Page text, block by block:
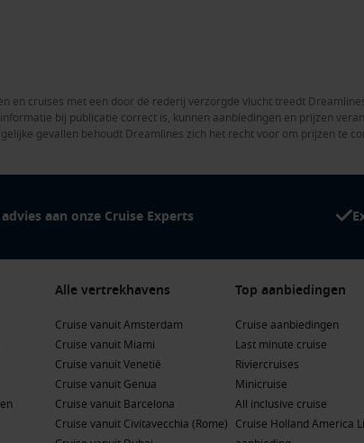
en cruises met een door de rederij verzorgde vlucht treedt
bij publicatie correct is, kunnen aanbiedingen en prijzen
gevallen behoudt Dreamlines zich het recht voor om prijzen te
aan onze Cruise Experts
Alle vertrekhavens
Cruise vanuit Amsterdam
Cruise vanuit Miami
Cruise vanuit Venetië
Cruise vanuit Genua
Cruise vanuit Barcelona
Cruise vanuit Civitavecchia (Rome)
Top aanbiedingen
Cruise aanbiedingen
Last minute cruise
Riviercruises
Minicruise
All inclusive cruise
Cruise Holland America